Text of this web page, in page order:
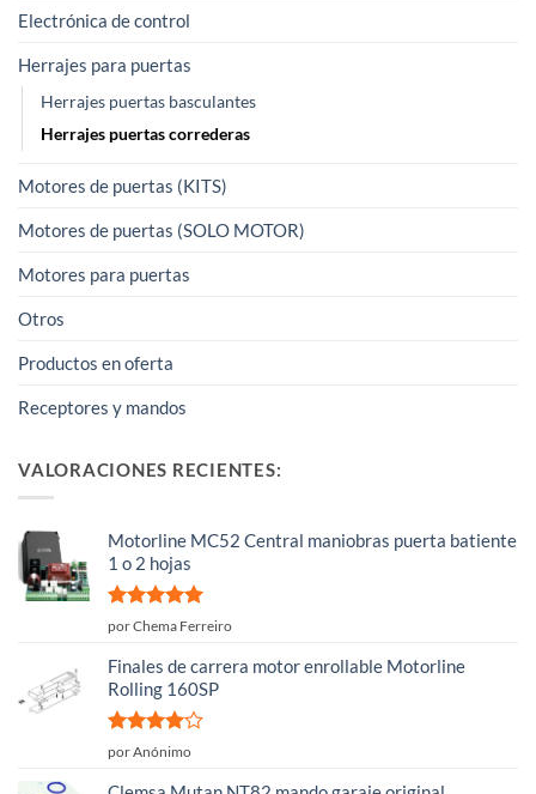
Electrónica de control
Herrajes para puertas
Herrajes puertas basculantes
Herrajes puertas correderas
Motores de puertas (KITS)
Motores de puertas (SOLO MOTOR)
Motores para puertas
Otros
Productos en oferta
Receptores y mandos
VALORACIONES RECIENTES:
Motorline MC52 Central maniobras puerta batiente
1 o 2 hojas
Valorado
por Chema Ferreiro
Finales de carrera motor enrollable Motorline
Rolling 160SP
Valorado
5
por Anónimo